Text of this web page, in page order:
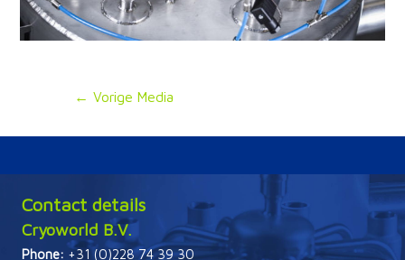
← Vorige Media
Contact details
Cryoworld B.V.
Phone: +31 (0)228 74 39 30